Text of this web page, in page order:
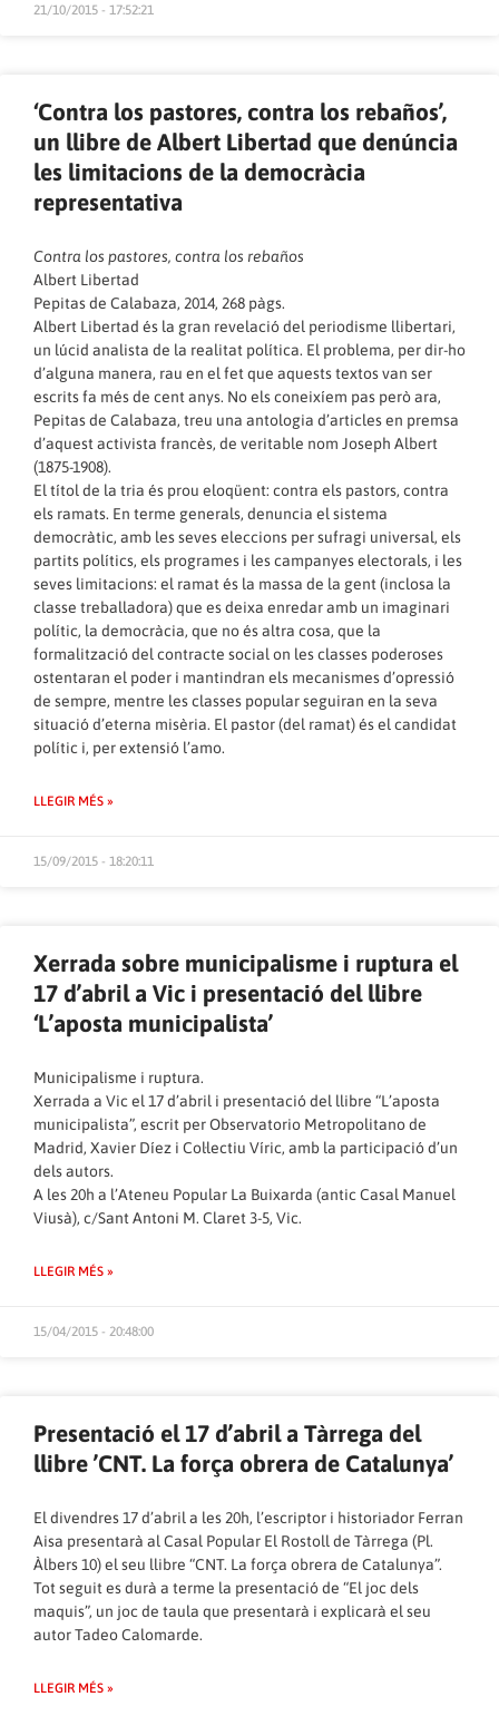
21/10/2015 - 17:52:21
‘Contra los pastores, contra los rebaños’,
un llibre de Albert Libertad que denúncia
les limitacions de la democràcia
representativa
Contra los pastores, contra los rebaños
Albert Libertad
Pepitas de Calabaza, 2014, 268 pàgs.
Albert Libertad és la gran revelació del periodisme llibertari,
un lúcid analista de la realitat política. El problema, per dir-ho
d’alguna manera, rau en el fet que aquests textos van ser
escrits fa més de cent anys. No els coneixíem pas però ara,
Pepitas de Calabaza, treu una antologia d’articles en premsa
d’aquest activista francès, de veritable nom Joseph Albert
(1875-1908).
El títol de la tria és prou eloqüent: contra els pastors, contra
els ramats. En terme generals, denuncia el sistema
democràtic, amb les seves eleccions per sufragi universal, els
partits polítics, els programes i les campanyes electorals, i les
seves limitacions: el ramat és la massa de la gent (inclosa la
classe treballadora) que es deixa enredar amb un imaginari
polític, la democràcia, que no és altra cosa, que la
formalització del contracte social on les classes poderoses
ostentaran el poder i mantindran els mecanismes d’opressió
de sempre, mentre les classes popular seguiran en la seva
situació d’eterna misèria. El pastor (del ramat) és el candidat
polític i, per extensió l’amo.
LLEGIR MÉS »
15/09/2015 - 18:20:11
Xerrada sobre municipalisme i ruptura el
17 d’abril a Vic i presentació del llibre
‘L’aposta municipalista’
Municipalisme i ruptura.
Xerrada a Vic el 17 d’abril i presentació del llibre “L’aposta
municipalista”, escrit per Observatorio Metropolitano de
Madrid, Xavier Díez i Col·lectiu Víric, amb la participació d’un
dels autors.
A les 20h a l’Ateneu Popular La Buixarda (antic Casal Manuel
Viusà), c/Sant Antoni M. Claret 3-5, Vic.
LLEGIR MÉS »
15/04/2015 - 20:48:00
Presentació el 17 d’abril a Tàrrega del
llibre ’CNT. La força obrera de Catalunya’
El divendres 17 d’abril a les 20h, l’escriptor i historiador Ferran
Aisa presentarà al Casal Popular El Rostoll de Tàrrega (Pl.
Àlbers 10) el seu llibre “CNT. La força obrera de Catalunya”.
Tot seguit es durà a terme la presentació de “El joc dels
maquis”, un joc de taula que presentarà i explicarà el seu
autor Tadeo Calomarde.
LLEGIR MÉS »